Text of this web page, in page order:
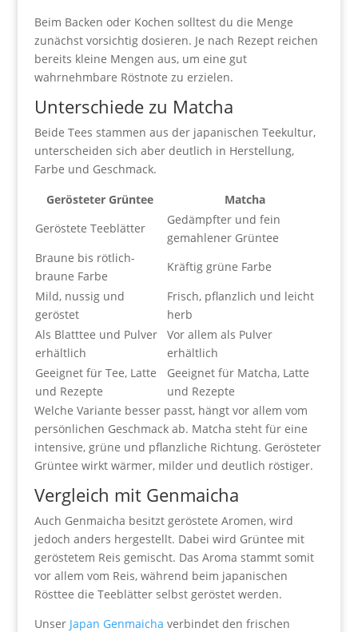
Beim Backen oder Kochen solltest du die Menge
zunächst vorsichtig dosieren. Je nach Rezept reichen
bereits kleine Mengen aus, um eine gut
wahrnehmbare Röstnote zu erzielen.
Unterschiede zu Matcha
Beide Tees stammen aus der japanischen Teekultur,
unterscheiden sich aber deutlich in Herstellung,
Farbe und Geschmack.
Gerösteter Grüntee
Matcha
Geröstete Teeblätter
Gedämpfter und fein
gemahlener Grüntee
Braune bis rötlich-
braune Farbe
Kräftig grüne Farbe
Mild, nussig und
geröstet
Frisch, pflanzlich und leicht
herb
Als Blatttee und Pulver
erhältlich
Vor allem als Pulver
erhältlich
Geeignet für Tee, Latte
und Rezepte
Geeignet für Matcha, Latte
und Rezepte
Welche Variante besser passt, hängt vor allem vom
persönlichen Geschmack ab. Matcha steht für eine
intensive, grüne und pflanzliche Richtung. Gerösteter
Grüntee wirkt wärmer, milder und deutlich röstiger.
Vergleich mit Genmaicha
Auch Genmaicha besitzt geröstete Aromen, wird
jedoch anders hergestellt. Dabei wird Grüntee mit
geröstetem Reis gemischt. Das Aroma stammt somit
vor allem vom Reis, während beim japanischen
Rösttee die Teeblätter selbst geröstet werden.
Unser Japan Genmaicha verbindet den frischen